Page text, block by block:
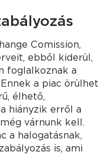
Comission,
ebből kiderül,
foglalkoznak a
a piac örülhet
élhető,
hiányzik erről a
várnunk kell.
a halogatásnak,
is, ami